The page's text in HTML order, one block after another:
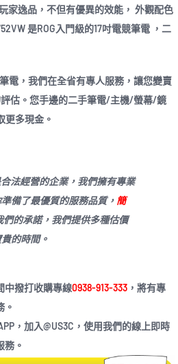
家逸品，不但有優異的效能， 外觀配色
是ROG入門級的17吋電競筆電 ，二
電，我們在全省有專人服務，讓您變賣
估。您手邊的二手筆電/主機/螢幕/鏡
更多現金。
法經營的企業，我們擁有專業
備了最優質的服務品質， 簡
的承諾，我們提供多種估價
的時間。
中撥打收購專線0938-913-333 ，將有專
。
，加入@US3C，使用我們的線上即時
務。